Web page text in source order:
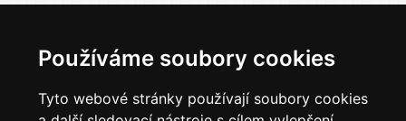
Používáme soubory cookies
Tyto webové stránky používají soubory cookies